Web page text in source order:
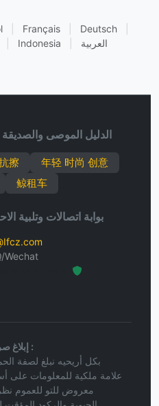
Français Deutsch
Indonesia العربية
الدليل الموصى والصديقة
擦
年轻 时尚 创意
鲸租车
بوابة اتصالات وتلبية
Wechat
إبلاغ صريح من بائعي عنوان النطاقات :
بكل أريحيه نبلغ لصفة
علامة ملكية للمعلومات على